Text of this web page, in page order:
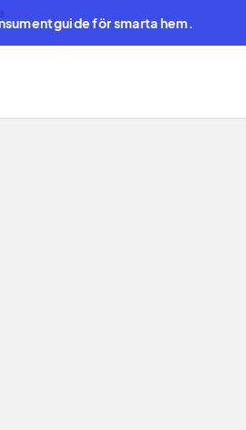
för smarta hem.